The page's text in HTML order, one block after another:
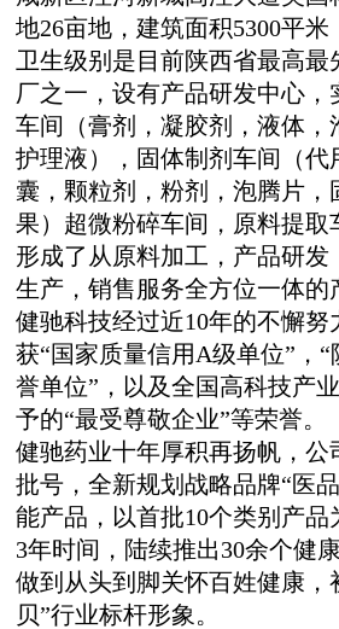
地26亩地，建筑面积5300平
卫生级别是目前陕西省最高最
厂之一，设有产品研发中心，
车间（膏剂，凝胶剂，液体，
护理液），固体制剂车间（代
囊，颗粒剂，粉剂，泡腾片，
果）超微粉碎车间，原料提取
形成了从原料加工，产品研发
生产，销售服务全方位一体的
健驰科技经过近10年的不懈努
获“国家质量信用A级单位”，
誉单位”，以及全国高科技产
予的“最受尊敬企业”等荣誉。
健驰药业十年厚积再扬帆，公
批号，全新规划战略品牌“医
能产品，以首批10个类别产品
3年时间，陆续推出30余个健
做到从头到脚关怀百姓健康，
贝”行业标杆形象。